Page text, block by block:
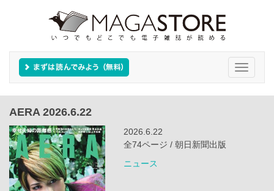
Toggle
AERA 2026.6.22
2026.6.22
全74ページ / 朝日新聞出版
ニュース